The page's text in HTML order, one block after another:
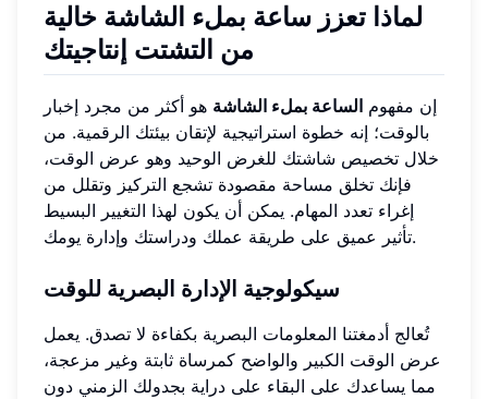
لماذا تعزز ساعة بملء الشاشة خالية
من التشتت إنتاجيتك
إن مفهوم الساعة بملء الشاشة هو أكثر من مجرد إخبار
بالوقت؛ إنه خطوة استراتيجية لإتقان بيئتك الرقمية. من
خلال تخصيص شاشتك للغرض الوحيد وهو عرض الوقت،
فإنك تخلق مساحة مقصودة تشجع التركيز وتقلل من
إغراء تعدد المهام. يمكن أن يكون لهذا التغيير البسيط
تأثير عميق على طريقة عملك ودراستك وإدارة يومك.
سيكولوجية الإدارة البصرية للوقت
تُعالج أدمغتنا المعلومات البصرية بكفاءة لا تصدق. يعمل
عرض الوقت الكبير والواضح كمرساة ثابتة وغير مزعجة،
مما يساعدك على البقاء على دراية بجدولك الزمني دون